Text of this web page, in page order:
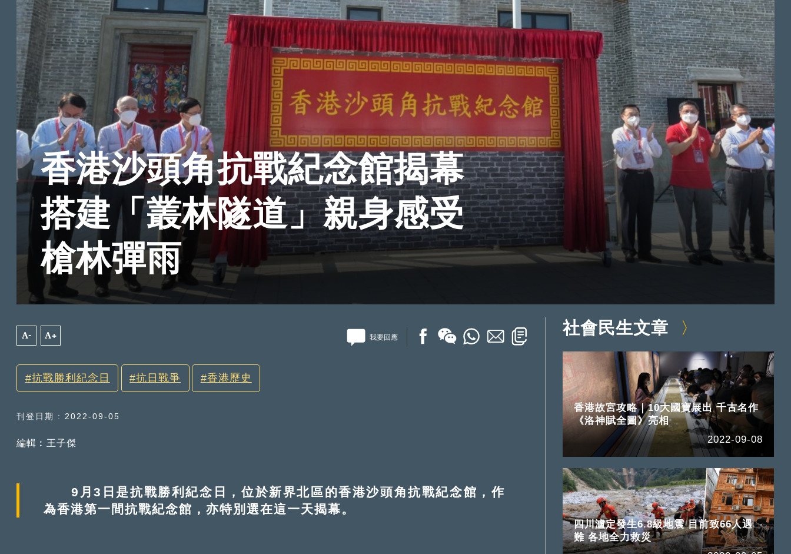
香港沙頭角抗戰紀念館揭幕
搭建「叢林隧道」親身感受
槍林彈雨
A- A+ 我要回應
抗戰勝利紀念日 抗日戰爭 香港歷史
刊登日期 : 2022-09-05
編輯︰王子傑
9月3日是抗戰勝利紀念日，位於新界北區的香港沙頭角抗戰紀念館，作
為香港第一間抗戰紀念館，亦特別選在這一天揭幕。
社會民生文章
香港故宮攻略｜10大國寶展出 千古名作
《洛神賦全圖》亮相
2022-09-08
四川瀘定發生6.8級地震 目前致66人遇
難 各地全力救災